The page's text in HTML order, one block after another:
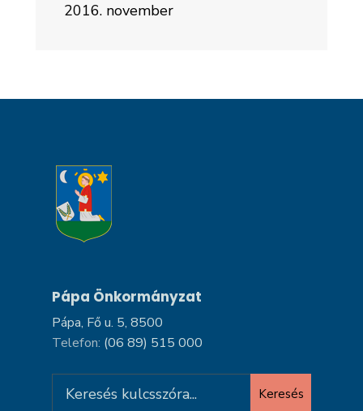
2016. november
Pápa Önkormányzat
Pápa, Fő u. 5, 8500
Telefon: (06 89) 515 000
for:
Keresés